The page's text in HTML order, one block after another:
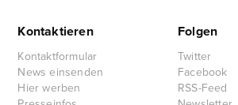
Kontaktieren
Kontaktformular
News einsenden
Hier werben
Folgen
Twitter
Facebook
RSS-Feed